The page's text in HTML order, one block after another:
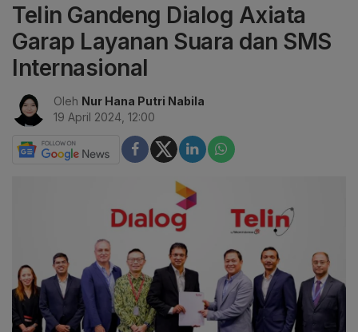
Telin Gandeng Dialog Axiata
Garap Layanan Suara dan SMS
Internasional
Oleh Nur Hana Putri Nabila
19 April 2024, 12:00